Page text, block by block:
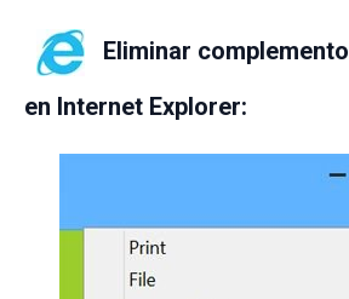
Eliminar
en Internet Explorer: